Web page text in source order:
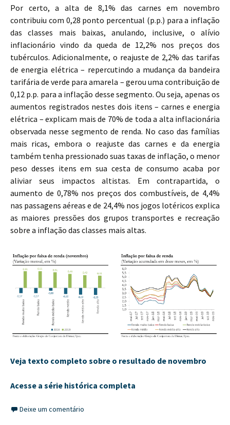
Por certo, a alta de 8,1% das carnes em novembro
contribuiu com 0,28 ponto percentual (p.p.) para a inflação
das classes mais baixas, anulando, inclusive, o alívio
inflacionário vindo da queda de 12,2% nos preços dos
tubérculos. Adicionalmente, o reajuste de 2,2% das tarifas
de energia elétrica – repercutindo a mudança da bandeira
tarifária de verde para amarela – gerou uma contribuição de
0,12 p.p. para a inflação desse segmento. Ou seja, apenas os
aumentos registrados nestes dois itens – carnes e energia
elétrica – explicam mais de 70% de toda a alta inflacionária
observada nesse segmento de renda. No caso das famílias
mais ricas, embora o reajuste das carnes e da energia
também tenha pressionado suas taxas de inflação, o menor
peso desses itens em sua cesta de consumo acaba por
aliviar seus impactos altistas. Em contrapartida, o
aumento de 0,78% nos preços dos combustíveis, de 4,4%
nas passagens aéreas e de 24,4% nos jogos lotéricos explica
as maiores pressões dos grupos transportes e recreação
sobre a inflação das classes mais altas.
Veja texto completo sobre o resultado de novembro
Acesse a série histórica completa
Deixe um comentário